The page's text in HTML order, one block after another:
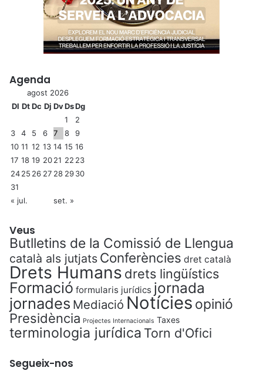
Agenda
agost 2026
Dl DtDc Dj DvDsDg
1
2
3
4 5 6 7 8
9
10 11 12 13 14 15 16
17 18 19 2021 22 23
2425 26 27 28 2930
31
« jul.
set. »
Veus
Butlletins de la Comissió de Llengua
català als jutjats Conferències dret català
Drets Humans drets lingüístics
Formació formularis jurídics jornada
jornades Mediació Notícies opinió
Presidència Projectes Internacionals Taxes
terminologia jurídica Torn d'Ofici
Segueix-nos